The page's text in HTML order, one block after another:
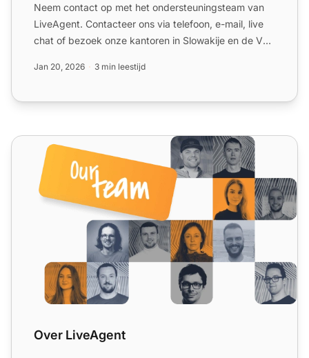
Neem contact op met het ondersteuningsteam van
LiveAgent. Contacteer ons via telefoon, e-mail, live
chat of bezoek onze kantoren in Slowakije en de VS
Jan 20, 2026 3 min leestijd
Over LiveAgent
Over LiveAgent